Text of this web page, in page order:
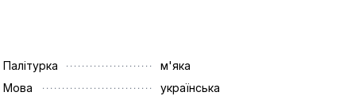
Палітурка
м'яка
Мова
українська